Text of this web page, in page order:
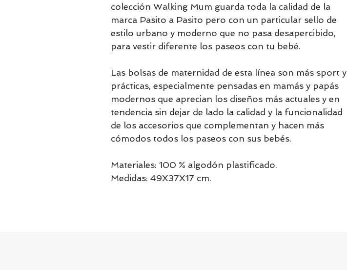
colección Walking Mum guarda toda la calidad de la
marca Pasito a Pasito pero con un particular sello de
estilo urbano y moderno que no pasa desapercibido,
para vestir diferente los paseos con tu bebé.
Las bolsas de maternidad de esta línea son más sport y
prácticas, especialmente pensadas en mamás y papás
modernos que aprecian los diseños más actuales y en
tendencia sin dejar de lado la calidad y la funcionalidad
de los accesorios que complementan y hacen más
cómodos todos los paseos con sus bebés.
Materiales: 100 % algodón plastificado.
Medidas: 49X37X17 cm.